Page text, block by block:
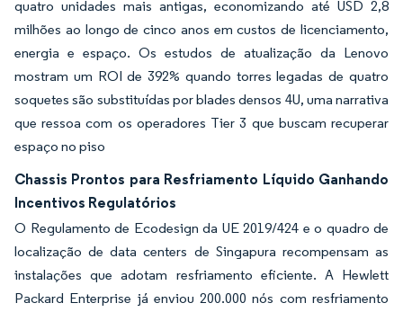
quatro unidades mais antigas, economizando até USD 2,8
milhões ao longo de cinco anos em custos de licenciamento,
energia e espaço. Os estudos de atualização da Lenovo
mostram um ROI de 392% quando torres legadas de quatro
soquetes são substituídas por blades densos 4U, uma narrativa
que ressoa com os operadores Tier 3 que buscam recuperar
espaço no piso
Chassis Prontos para Resfriamento Líquido Ganhando
Incentivos Regulatórios
O Regulamento de Ecodesign da UE 2019/424 e o quadro de
localização de data centers de Singapura recompensam as
instalações que adotam resfriamento eficiente. A Hewlett
Packard Enterprise já enviou 200.000 nós com resfriamento